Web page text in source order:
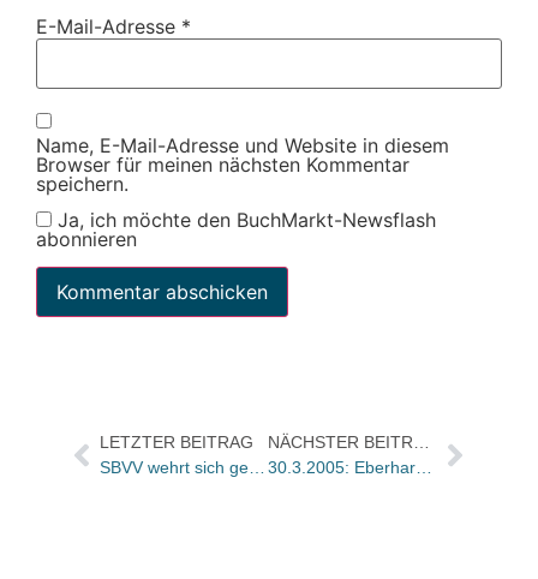
E-Mail-Adresse *
Name, E-Mail-Adresse und Website in diesem
Browser für meinen nächsten Kommentar
speichern.
Ja, ich möchte den BuchMarkt-Newsflash
abonnieren
LETZTER BEITRAG
SBVV wehrt sich gegen WEKO-Preisbindungsattacke